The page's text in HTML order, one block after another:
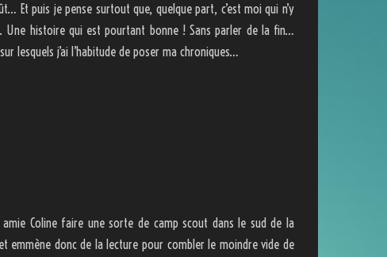
Et puis je pense surtout que, quelque part, c’est moi qui n’y
Une histoire qui est pourtant bonne ! Sans parler de la fin…
lesquels j’ai l’habitude de poser ma chroniques…
Coline faire une sorte de camp scout dans le sud de la
emmène donc de la lecture pour combler le moindre vide de